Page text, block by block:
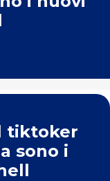
tiktoker
sono i